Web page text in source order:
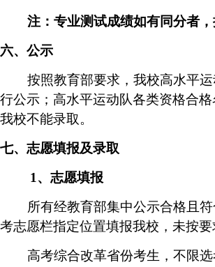
注：专业测试成绩如有同分者
六、公示
按照教育部要求，我校高水平
行公示；高水平运动队各类资格合
我校不能录取。
七、志愿填报及录取
1 、志愿填报
所有经教育部集中公示合格且
考志愿栏指定位置填报我校，未按要
高考综合改革省份考生，不限